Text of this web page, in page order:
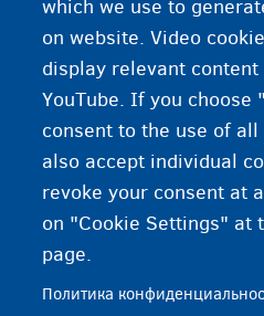
which we use to
on website. Video
display relevant
YouTube. If you choose
consent to the use of all
also accept individual
revoke your consent at
on "Cookie Settings" at
page.
Политика